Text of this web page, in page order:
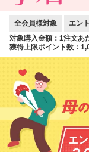
全会員様対象 エン
対象購入金額：1注文あ
獲得上限ポイント数：